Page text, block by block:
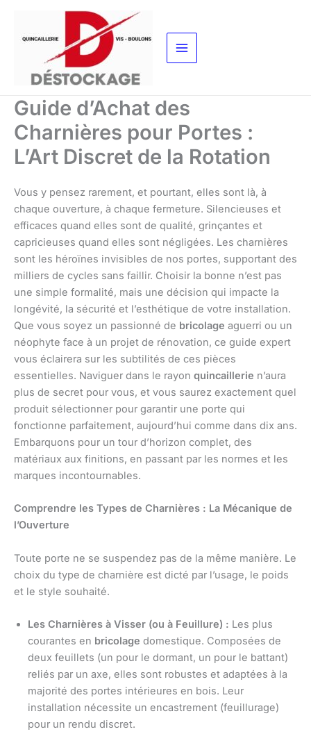
contenu
Guide d’Achat des
Charnières pour Portes :
L’Art Discret de la Rotation
Vous y pensez rarement, et pourtant, elles sont là, à
chaque ouverture, à chaque fermeture. Silencieuses et
efficaces quand elles sont de qualité, grinçantes et
capricieuses quand elles sont négligées. Les charnières
sont les héroïnes invisibles de nos portes, supportant des
milliers de cycles sans faillir. Choisir la bonne n’est pas
une simple formalité, mais une décision qui impacte la
longévité, la sécurité et l’esthétique de votre installation.
Que vous soyez un passionné de bricolage aguerri ou un
néophyte face à un projet de rénovation, ce guide expert
vous éclairera sur les subtilités de ces pièces
essentielles. Naviguer dans le rayon quincaillerie n’aura
plus de secret pour vous, et vous saurez exactement quel
produit sélectionner pour garantir une porte qui
fonctionne parfaitement, aujourd’hui comme dans dix ans.
Embarquons pour un tour d’horizon complet, des
matériaux aux finitions, en passant par les normes et les
marques incontournables.
Comprendre les Types de Charnières : La Mécanique de
l’Ouverture
Toute porte ne se suspendez pas de la même manière. Le
choix du type de charnière est dicté par l’usage, le poids
et le style souhaité.
Les Charnières à Visser (ou à Feuillure) : Les plus
courantes en bricolage domestique. Composées de
deux feuillets (un pour le dormant, un pour le battant)
reliés par un axe, elles sont robustes et adaptées à la
majorité des portes intérieures en bois. Leur
installation nécessite un encastrement (feuillurage)
pour un rendu discret.